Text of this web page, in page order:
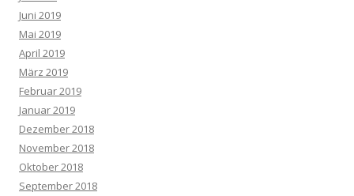
Juni 2019
Mai 2019
April 2019
März 2019
Februar 2019
Januar 2019
Dezember 2018
November 2018
Oktober 2018
September 2018